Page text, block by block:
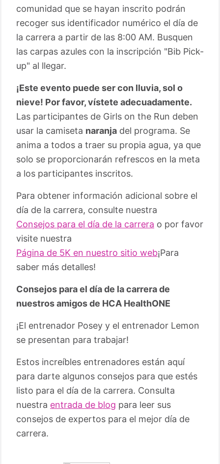
comunidad que se hayan inscrito podrán
recoger sus identificador numérico el día de
la carrera a partir de las 8:00 AM. Busquen
las carpas azules con la inscripción "Bib Pick-
up" al llegar.
¡Este evento puede ser con lluvia, sol o
nieve! Por favor, vístete adecuadamente.
Las participantes de Girls on the Run deben
usar la camiseta naranja del programa. Se
anima a todos a traer su propia agua, ya que
solo se proporcionarán refrescos en la meta
a los participantes inscritos.
Para obtener información adicional sobre el
día de la carrera, consulte nuestra
Consejos para el día de la carrera o por favor
visite nuestra
Página de 5K en nuestro sitio web¡Para
saber más detalles!
Consejos para el día de la carrera de
nuestros amigos de HCA HealthONE
¡El entrenador Posey y el entrenador Lemon
se presentan para trabajar!
Estos increíbles entrenadores están aquí
para darte algunos consejos para que estés
listo para el día de la carrera. Consulta
nuestra entrada de blog para leer sus
consejos de expertos para el mejor día de
carrera.